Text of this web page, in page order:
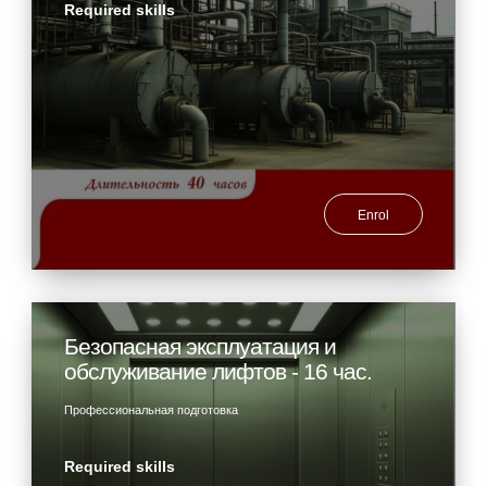
Required skills
Enrol
Безопасная эксплуатация и
обслуживание лифтов - 16 час.
Профессиональная подготовка
Required skills